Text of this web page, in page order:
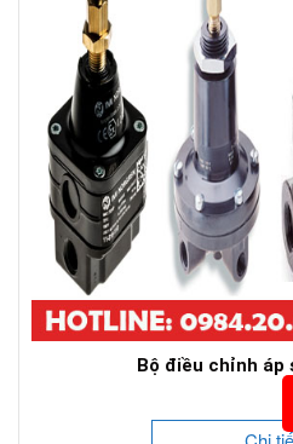
Bộ điều chỉnh áp